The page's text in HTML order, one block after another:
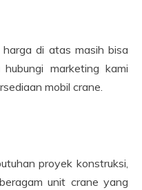
di atas masih bisa
marketing kami
mobil crane.
proyek konstruksi,
unit crane yang